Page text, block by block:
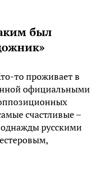
был
то проживает в
официальными
счастливые –
русскими